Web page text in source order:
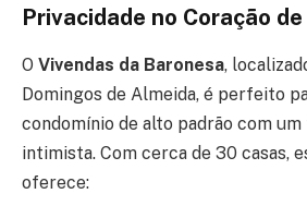
Privacidade no Coração
O Vivendas da Baronesa,
Domingos de Almeida, é perfeito
condomínio de alto padrão com um
intimista. Com cerca de 30 casas,
oferece: